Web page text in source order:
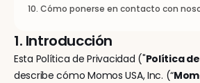
10. Cómo ponerse en contacto con
1. Introducción
Esta Política de Privacidad ("Política
describe cómo Momos USA, Inc. (“